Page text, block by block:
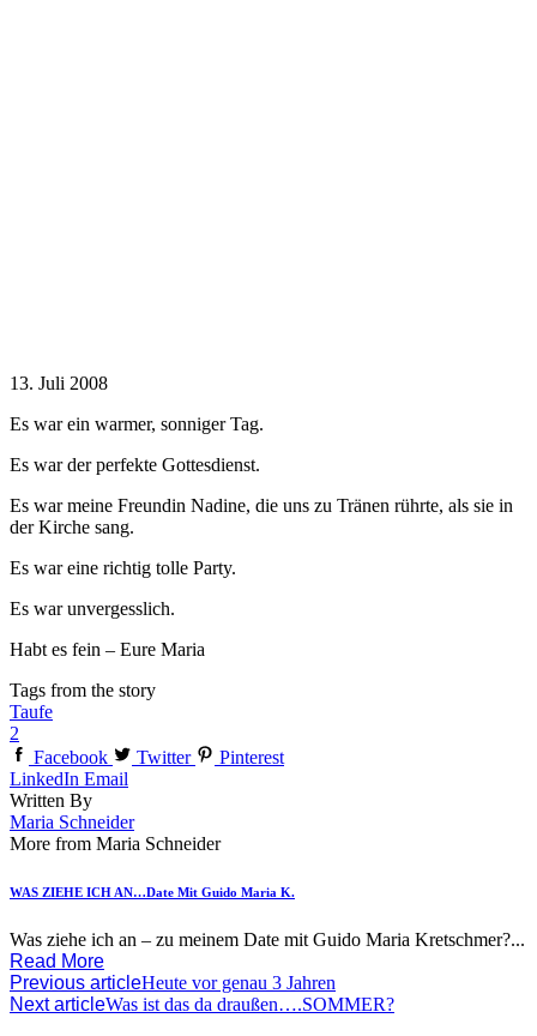
13. Juli 2008
Es war ein warmer, sonniger Tag.
Es war der perfekte Gottesdienst.
Es war meine Freundin Nadine, die uns zu Tränen rührte, als sie in
der Kirche sang.
Es war eine richtig tolle Party.
Es war unvergesslich.
Habt es fein – Eure Maria
Tags from the story
Taufe
2
Facebook
Twitter
Pinterest
LinkedIn Email
Written By
Maria Schneider
More from Maria Schneider
WAS ZIEHE ICH AN…Date Mit Guido Maria K.
Was ziehe ich an – zu meinem Date mit Guido Maria Kretschmer?...
Read More
Previous articleHeute vor genau 3 Jahren
Next articleWas ist das da draußen….SOMMER?